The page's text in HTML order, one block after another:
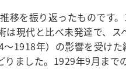
を振り返ったものです
現代と比べ未発達で、
1918年）の影響を受け
ました。1929年9月ま